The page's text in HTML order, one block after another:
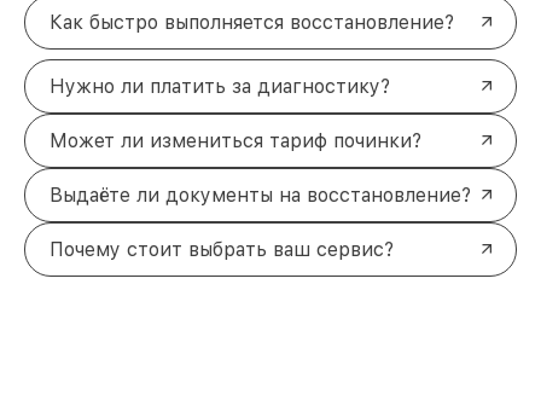
Как быстро выполняется восстановление?
Нужно ли платить за диагностику?
Может ли измениться тариф починки?
Выдаёте ли документы на восстановление?
Почему стоит выбрать ваш сервис?